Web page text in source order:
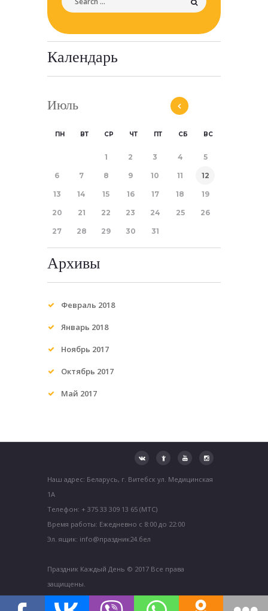
Календарь
Июль
ПН ВТ СР ЧТ ПТ СБ ВС
1 2 3 4 5
6 7 8 9 10 11 12
13 14 15 16 17 18 19
20 21 22 23 24 25 26
27 28 29 30 31
Архивы
Февраль 2018
Январь 2018
Ноябрь 2017
Октябрь 2017
Май 2017
Наш адрес: Беларусь, г. Витебск ул. Медицинская
1А
Телефон: + 375 33 309 13 65 (МТС)
Время работы: Ежедневно с 8:00 до 22:00
Эл. ящик: info@праздник24.бел
Праздник Каждый День © 2017 Все права
защищены.